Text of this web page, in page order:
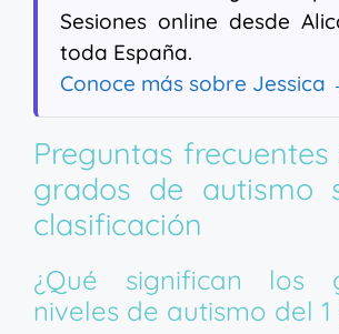
Sesiones online desde
toda España.
Conoce más sobre Jessica
Preguntas
grados de autismo
clasificación
¿Qué significan los
niveles de autismo del 1